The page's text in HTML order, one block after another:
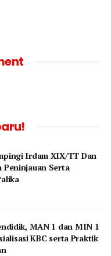
Irdam XIX/TT Dan
Peninjauan Serta
MAN 1 dan MIN 1
KBC serta Praktik